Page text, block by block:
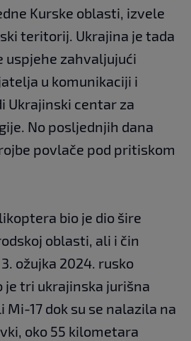
Kurske oblasti, izvele
teritorij. Ukrajina je tada
uspjehe zahvaljujući
u komunikaciji i
Ukrajinski centar za
No posljednjih dana
povlače pod pritiskom
bio je dio šire
oblasti, ali i čin
ožujka 2024. rusko
tri ukrajinska jurišna
17 dok su se nalazila na
oko 55 kilometara